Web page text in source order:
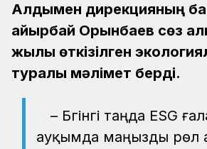
Алдымен дирекцияның
Қайырбай Орынбаев сөз
жылы өткізілген
туралы мәлімет берді.
– Бүгінгі таңда ESG
ауқымда маңызды рөл